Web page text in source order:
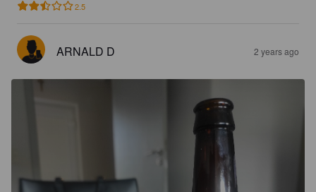
2.5
ARNALD D 2 years ago